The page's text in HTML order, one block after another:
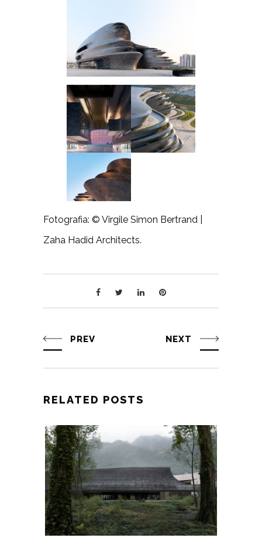
Fotografia: © Virgile Simon Bertrand |
Zaha Hadid Architects.
PREV NEXT
RELATED POSTS